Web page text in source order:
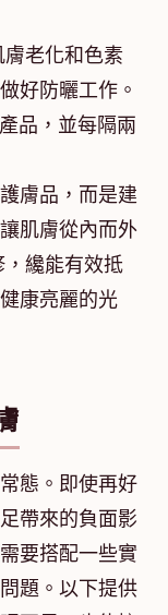
老化和色素
好防曬工作。
品，並每隔兩
膚品，而是建
肌膚從內而外
纔能有效抵
康亮麗的光
態。即使再好
帶來的負面影
要搭配一些實
題。以下提供